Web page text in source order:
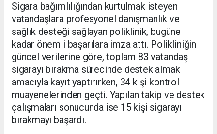
Sigara bağımlılığından kurtulmak isteyen
vatandaşlara profesyonel danışmanlık ve
sağlık desteği sağlayan poliklinik, bugüne
kadar önemli başarılara imza attı. Polikliniğin
güncel verilerine göre, toplam 83 vatandaş
sigarayı bırakma sürecinde destek almak
amacıyla kayıt yaptırırken, 34 kişi kontrol
muayenelerinden geçti. Yapılan takip ve destek
çalışmaları sonucunda ise 15 kişi sigarayı
bırakmayı başardı.